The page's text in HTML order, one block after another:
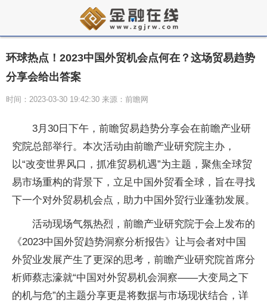
环球热点！2023中国外贸机会点何在？这场贸易趋势
分享会给出答案
时间：2023-03-30 19:42:30 来源：前瞻网
3月30日下午，前瞻贸易趋势分享会在前瞻产业研
究院总部举行。本次活动由前瞻产业研究院主办，
以“改变世界风口，抓准贸易机遇”为主题，聚焦全球贸
易市场重构的背景下，立足中国外贸看全球，旨在寻找
下一个对外贸易机会点，助力中国外贸行业蓬勃发展。
活动现场气氛热烈，前瞻产业研究院于会上发布的
《2023中国外贸趋势洞察分析报告》让与会者对中国
外贸业发展产生了更深的思考，前瞻产业研究院首席分
析师蔡志濠就“中国对外贸易机会洞察——大变局之下
的机与危”的主题分享更是将数据与市场现状结合，详